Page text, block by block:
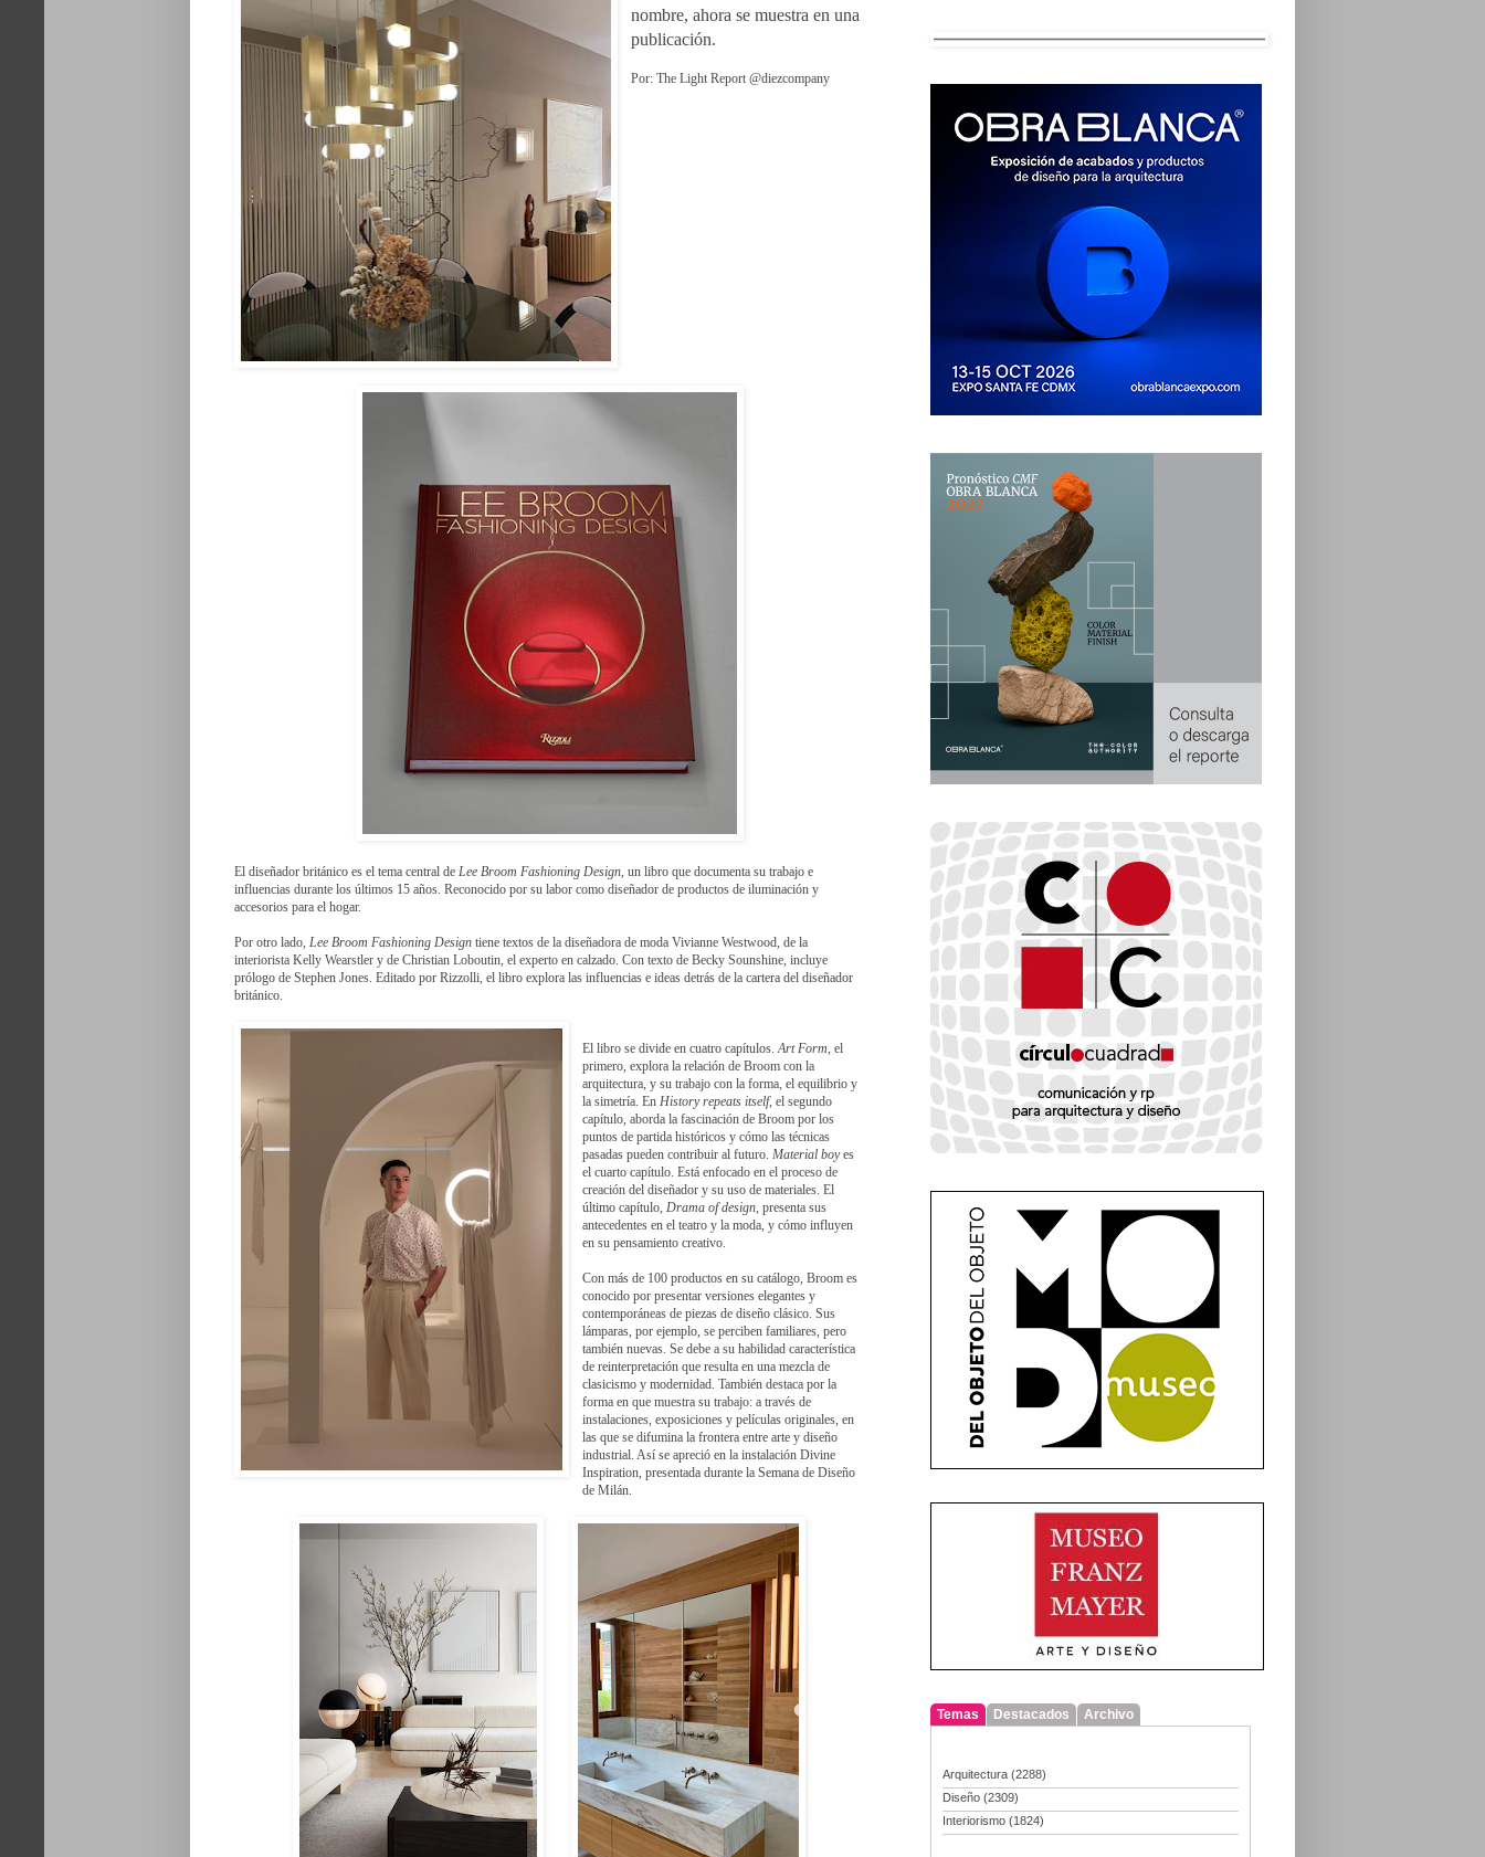
nombre,ahora se muestra en una
publicación.
Por: The Light Report @diezcompany
El diseñador británico es el tema central de Lee Broom Fashioning Design , un libro que documenta su trabajo e
influencias durante los últimos 15 años. Reconocido por su labor como diseñador de productos de iluminación y
accesorios para el hogar.
Por otro lado, Lee Broom Fashioning Design tiene textos de la diseñadora de moda Vivianne Westwood, de la
interiorista Kelly Wearstler y de Christian Loboutin, el experto en calzado. Con texto de Becky Sounshine, incluye
prólogo de Stephen Jones. Editado por Rizzolli, el libro explora las influencias e ideas detrás de la cartera del diseñador
británico.
El librose divide en cuatro capítulos.Art Form , el
primero, explora la relación de Broom con la
arquitectura, y su trabajo con la forma, el equilibrio y
la simetría. En History repeats itself, el segundo
capítulo, aborda la fascinación de Broom por los
puntos de partida históricos y cómo las técnicas
pasadas pueden contribuir al futuro. Material boyes
el cuarto capítulo. Está enfocado en el proceso de
creación del diseñador y su uso de materiales. El
último capítulo, Drama of design , presenta sus
antecedentes en el teatro y la moda, y cómo influyen
en su pensamiento creativo.
Con más de 100 productos en su catálogo, Broom es
conocido por presentar versiones elegantes y
contemporáneas de piezas de diseño clásico. Sus
lámparas, por ejemplo, se perciben familiares, pero
también nuevas. Se debe a su habilidad característica
de reinterpretación que resulta en una mezcla de
clasicismo y modernidad. También destaca por la
forma en que muestra su trabajo: a través de
instalaciones, exposiciones y películas originales, en
las que se difumina la frontera entre arte y diseño
industrial. Así se apreció en la instalación Divine
Inspiration, presentada durante la Semana de Diseño
de Milán.
Temas Destacados Archivo
Arquitectura (2288)
Diseño (2309)
Interiorismo (1824)